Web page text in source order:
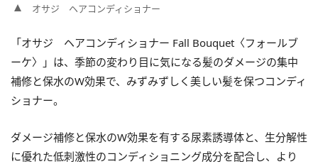
オサジ ヘアコンディショナー
「オサジ ヘアコンディショナー Fall Bouquet〈フォールブ
ーケ〉」は、季節の変わり目に気になる髪のダメージの集中
補修と保水のW効果で、みずみずしく美しい髪を保つコンディ
ショナー。
ダメージ補修と保水のW効果を有する尿素誘導体と、生分解性
に優れた低刺激性のコンディショニング成分を配合し、より